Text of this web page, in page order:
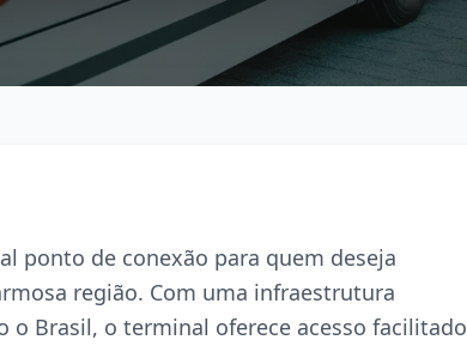
ponto de conexão para quem deseja
região. Com uma infraestrutura
o Brasil, o terminal oferece acesso facilitado